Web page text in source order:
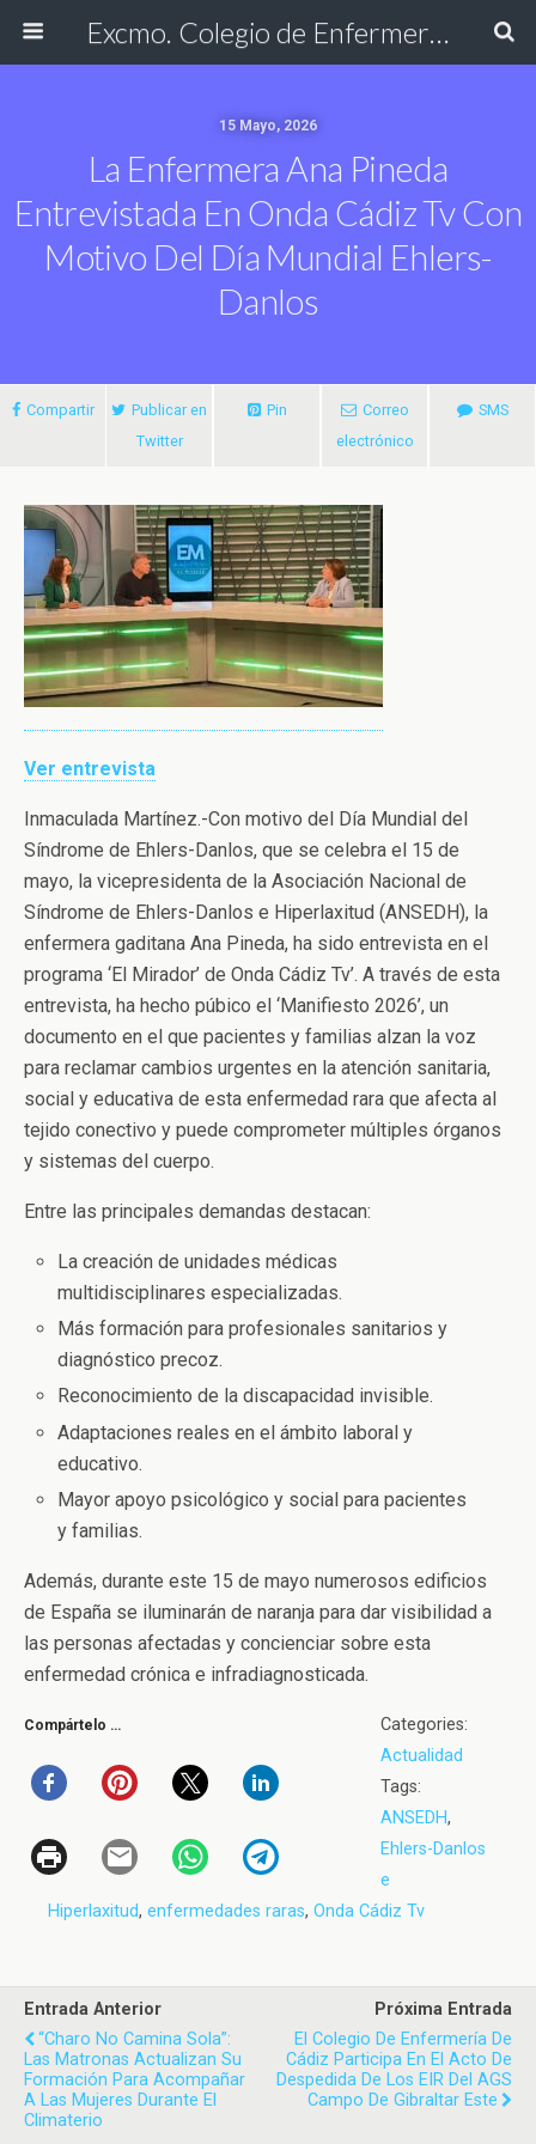
Excmo. Colegio de Enfermería de Cádiz
15 Mayo, 2026
La Enfermera Ana Pineda
Entrevistada En Onda Cádiz Tv Con
Motivo Del Día Mundial Ehlers-
Danlos
Compartir
Publicar en
Twitter
Pin
Correo
electrónico
SMS
Ver entrevista
Inmaculada Martínez.-Con motivo del Día Mundial del
Síndrome de Ehlers-Danlos, que se celebra el 15 de
mayo, la vicepresidenta de la Asociación Nacional de
Síndrome de Ehlers-Danlos e Hiperlaxitud (ANSEDH), la
enfermera gaditana Ana Pineda, ha sido entrevista en el
programa ‘El Mirador’ de Onda Cádiz Tv’. A través de esta
entrevista, ha hecho púbico el ‘Manifiesto 2026’, un
documento en el que pacientes y familias alzan la voz
para reclamar cambios urgentes en la atención sanitaria,
social y educativa de esta enfermedad rara que afecta al
tejido conectivo y puede comprometer múltiples órganos
y sistemas del cuerpo.
Entre las principales demandas destacan:
La creación de unidades médicas
multidisciplinares especializadas.
Más formación para profesionales sanitarios y
diagnóstico precoz.
Reconocimiento de la discapacidad invisible.
Adaptaciones reales en el ámbito laboral y
educativo.
Mayor apoyo psicológico y social para pacientes
y familias.
Además, durante este 15 de mayo numerosos edificios
de España se iluminarán de naranja para dar visibilidad a
las personas afectadas y concienciar sobre esta
enfermedad crónica e infradiagnosticada.
Compártelo …
Categories:
Actualidad
Tags:
ANSEDH,
Ehlers-Danlos
e
Hiperlaxitud, enfermedades raras, Onda Cádiz Tv
Entrada Anterior
“Charo No Camina Sola”:
Las Matronas Actualizan Su
Formación Para Acompañar
A Las Mujeres Durante El
Climaterio
Próxima Entrada
El Colegio De Enfermería De
Cádiz Participa En El Acto De
Despedida De Los EIR Del AGS
Campo De Gibraltar Este